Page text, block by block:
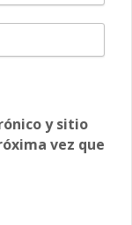
y sitio
vez que